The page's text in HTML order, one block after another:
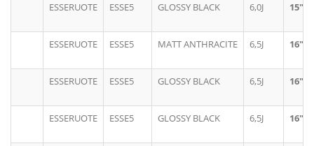
ESSERUOTE ESSE5 GLOSSY BLACK 6,0J 15"
ESSERUOTE ESSE5 MATT ANTHRACITE 6,5J 16"
ESSERUOTE ESSE5 GLOSSY BLACK 6,5J 16"
ESSERUOTE ESSE5 GLOSSY BLACK 6,5J 16"